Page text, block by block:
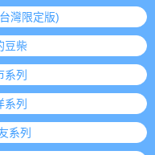
灣限定版)
豆柴
系列
系列
系列